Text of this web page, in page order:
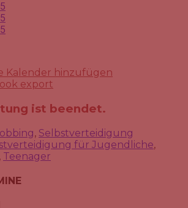
Kalender hinzufügen
export
ist beendet.
, Selbstverteidigung
für Jugendliche,
Teenager